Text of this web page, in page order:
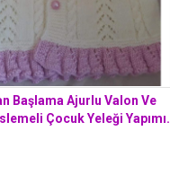
Başlama Ajurlu Valon Ve
Çocuk Yeleği Yapımı.